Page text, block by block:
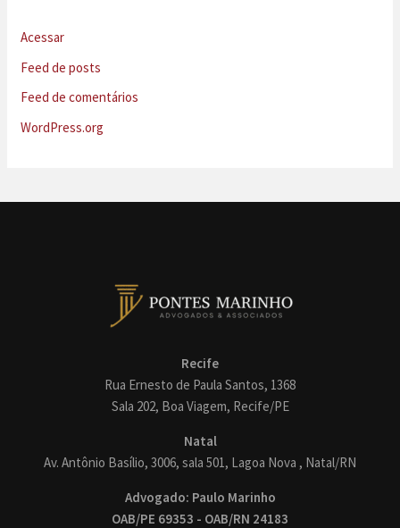
Acessar
Feed de posts
Feed de comentários
WordPress.org
Recife
Rua Ernesto de Paula Santos, 1368
Sala 202, Boa Viagem, Recife/PE
Natal
Av. Antônio Basílio, 3006, sala 501, Lagoa Nova , Natal/RN
Advogado: Paulo Marinho
OAB/PE 69353 - OAB/RN 24183